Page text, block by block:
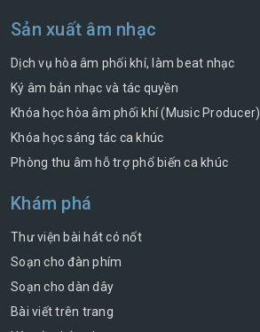
Sản xuất âm nhạc
Dịch vụ hòa âm phối khí, làm beat nhạc
Ký âm bản nhạc và tác quyền
Khóa học hòa âm phối khí (Music Producer)
Khóa học sáng tác ca khúc
Phòng thu âm hỗ trợ phổ biến ca khúc
Khám phá
Thư viện bài hát có nốt
Soạn cho đàn phím
Soạn cho dàn dây
Bài viết trên trang